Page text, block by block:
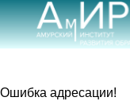
Ошибка адресации!